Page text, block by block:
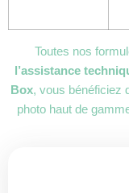
Toutes nos
l’assistance
Box, vous bénéficiez
photo haut de